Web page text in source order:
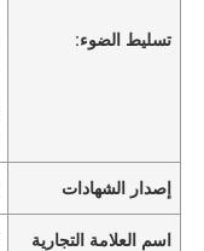
تسليط الضوء:
إصدار الشهادات
اسم العلامة التجارية